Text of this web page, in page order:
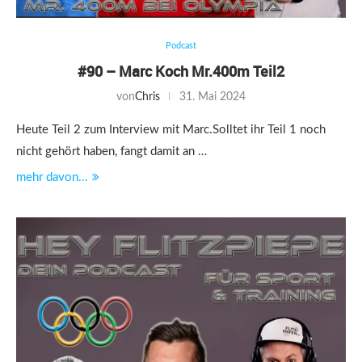
Podcast
#90 – Marc Koch Mr.400m Teil2
vonChris 31. Mai 2024
Heute Teil 2 zum Interview mit Marc.Solltet ihr Teil 1 noch
nicht gehört haben, fangt damit an …
mehr davon...